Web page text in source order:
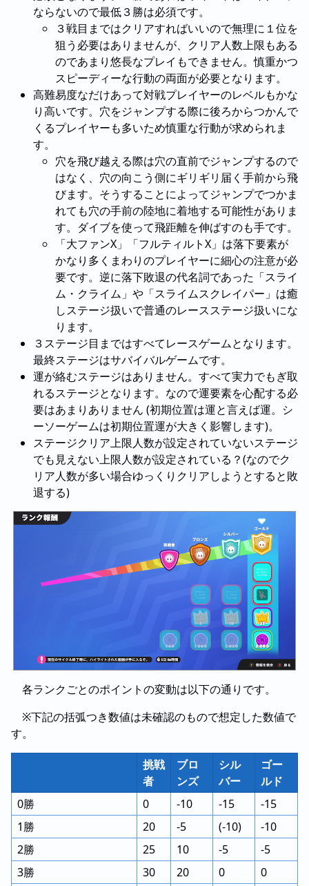
ならないので最低３勝は必須です。
３戦目まではクリアすればいいので無理に１位を
狙う必要はありませんが、クリア人数上限もある
のであまり悠長なプレイもできません。慎重かつ
スピーディーな行動の両面が必要となります。
高難易度なだけあって対戦プレイヤーのレベルもかな
り高いです。穴をジャンプする際に後ろからつかんで
くるプレイヤーも多いため慎重な行動が求められま
す。
穴を飛び越える際は穴の直前でジャンプするので
はなく、穴の向こう側にギリギリ届く手前から飛
びます。そうすることによってジャンプでつかま
れても穴の手前の陸地に着地する可能性がありま
す。ダイブを使って飛距離を伸ばすのも手です。
「大ファンX」「フルティルトX」は落下要素が
かなり多くまわりのプレイヤーに細心の注意が必
要です。逆に落下敗退の代名詞であった「スライ
ム・クライム」や「スライムスクレイパー」は癒
しステージ扱いで普通のレースステージ扱いにな
ります。
３ステージ目まではすべてレースゲームとなります。
最終ステージはサバイバルゲームです。
運が絡むステージはありません。すべて実力でもぎ取
れるステージとなります。なので運要素を心配する必
要はあまりありません (初期位置は運と言えば運。シ
ーソーゲームは初期位置運が大きく影響します)。
ステージクリア上限人数が設定されていないステージ
でも見えない上限人数が設定されている？(なのでク
リア人数が多い場合ゆっくりクリアしようとすると敗
退する)
各ランクごとのポイントの変動は以下の通りです。
※下記の括弧つき数値は未確認のもので想定した数値で
す。
挑戦
者
ブロ
ンズ
シル
バー
ゴー
ルド
0勝
0 -10 -15
-15
1勝
20 -5 (-10)
-10
2勝
25 10 -5
-5
3勝
30 20 0
0